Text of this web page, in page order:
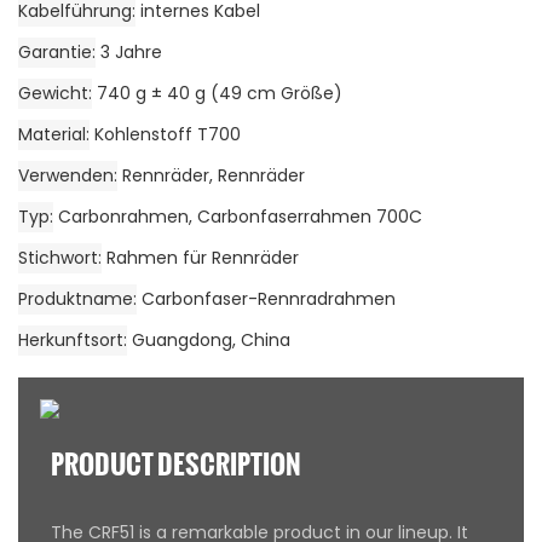
Kabelführung internes Kabel
Garantie 3 Jahre
Gewicht 740 g ± 40 g (49 cm Größe)
Material Kohlenstoff T700
Verwenden Rennräder, Rennräder
Typ Carbonrahmen, Carbonfaserrahmen 700C
Stichwort Rahmen für Rennräder
Produktname Carbonfaser-Rennradrahmen
Herkunftsort Guangdong, China
PRODUCT DESCRIPTION
The CRF51 is a remarkable product in our lineup. It